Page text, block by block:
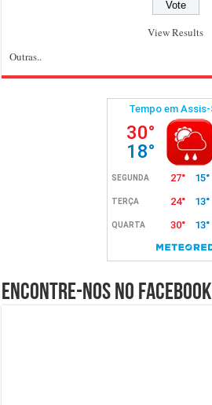
View Results
Outras..
Encontre-nos no Facebook